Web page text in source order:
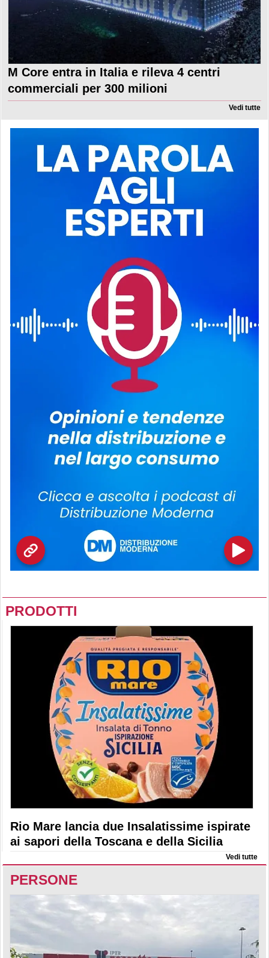
M Core entra in Italia e rileva 4 centri
commerciali per 300 milioni
Vedi tutte
PRODOTTI
Rio Mare lancia due Insalatissime ispirate
ai sapori della Toscana e della Sicilia
Vedi tutte
PERSONE